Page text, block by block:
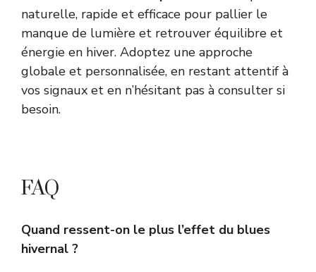
naturelle, rapide et efficace pour pallier le
manque de lumière et retrouver équilibre et
énergie en hiver. Adoptez une approche
globale et personnalisée, en restant attentif à
vos signaux et en n’hésitant pas à consulter si
besoin.
FAQ
Quand ressent-on le plus l’effet du blues
hivernal ?